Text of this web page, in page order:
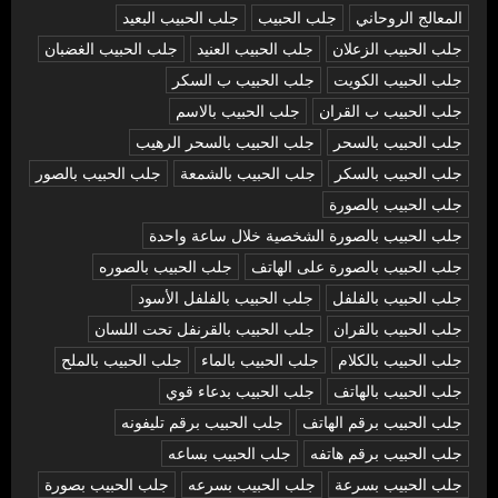
المعالج الروحاني
جلب الحبيب
جلب الحبيب البعيد
جلب الحبيب الزعلان
جلب الحبيب العنيد
جلب الحبيب الغضبان
جلب الحبيب الكويت
جلب الحبيب ب السكر
جلب الحبيب ب القران
جلب الحبيب بالاسم
جلب الحبيب بالسحر
جلب الحبيب بالسحر الرهيب
جلب الحبيب بالسكر
جلب الحبيب بالشمعة
جلب الحبيب بالصور
جلب الحبيب بالصورة
جلب الحبيب بالصورة الشخصية خلال ساعة واحدة
جلب الحبيب بالصورة على الهاتف
جلب الحبيب بالصوره
جلب الحبيب بالفلفل
جلب الحبيب بالفلفل الأسود
جلب الحبيب بالقران
جلب الحبيب بالقرنفل تحت اللسان
جلب الحبيب بالكلام
جلب الحبيب بالماء
جلب الحبيب بالملح
جلب الحبيب بالهاتف
جلب الحبيب بدعاء قوي
جلب الحبيب برقم الهاتف
جلب الحبيب برقم تليفونه
جلب الحبيب برقم هاتفه
جلب الحبيب بساعه
جلب الحبيب بسرعة
جلب الحبيب بسرعه
جلب الحبيب بصورة